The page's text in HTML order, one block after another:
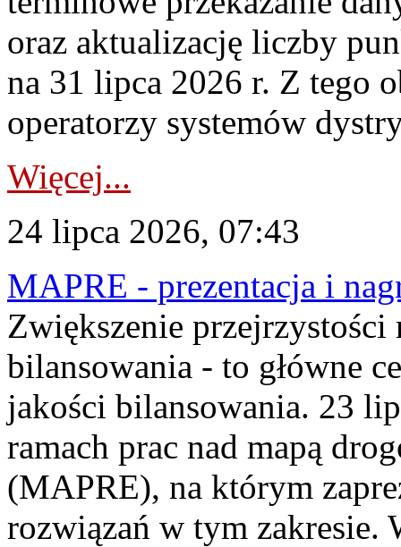
oraz aktualizację liczby
na 31 lipca 2026 r. Z tego
operatorzy systemów
Więcej...
24 lipca 2026, 07:43
MAPRE - prezentacja i
Zwiększenie
bilansowania - to główne
jakości bilansowania. 23
ramach prac nad mapą
(MAPRE), na którym
rozwiązań w tym zakresie.